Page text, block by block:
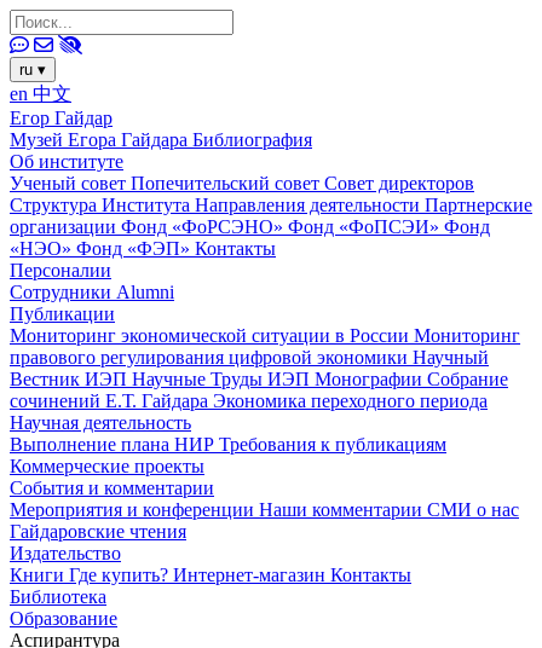
ru ▾
en 中文
Егор Гайдар
Музей Егора Гайдара Библиография
Об институте
Ученый совет Попечительский совет Совет директоров
Структура Института Направления деятельности Партнерские
организации Фонд «ФоРСЭНО» Фонд «ФоПСЭИ» Фонд
«НЭО» Фонд «ФЭП» Контакты
Персоналии
Сотрудники Alumni
Публикации
Мониторинг экономической ситуации в России Мониторинг
правового регулирования цифровой экономики Научный
Вестник ИЭП Научные Труды ИЭП Монографии Собрание
сочинений Е.Т. Гайдара Экономика переходного периода
Научная деятельность
Выполнение плана НИР Требования к публикациям
Коммерческие проекты
События и комментарии
Мероприятия и конференции Наши комментарии СМИ о нас
Гайдаровские чтения
Издательство
Книги Где купить? Интернет-магазин Контакты
Библиотека
Образование
Аспирантура